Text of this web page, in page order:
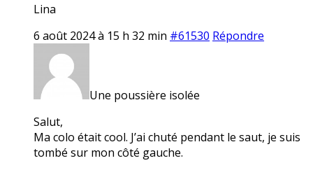
Lina
6 août 2024 à 15 h 32 min #61530 Répondre
Une poussière isolée
Salut,
Ma colo était cool. J’ai chuté pendant le saut, je suis
tombé sur mon côté gauche.